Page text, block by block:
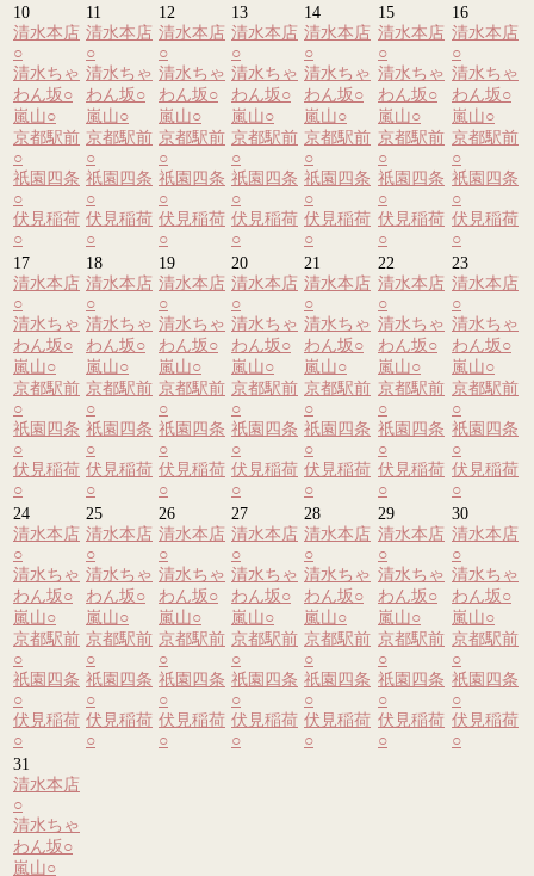
10
清水本店
○
清水ちゃ
わん坂○
嵐山○
京都駅前
○
祇園四条
○
伏見稲荷
○
11
清水本店
○
清水ちゃ
わん坂○
嵐山○
京都駅前
○
祇園四条
○
伏見稲荷
○
12
清水本店
○
清水ちゃ
わん坂○
嵐山○
京都駅前
○
祇園四条
○
伏見稲荷
○
13
清水本店
○
清水ちゃ
わん坂○
嵐山○
京都駅前
○
祇園四条
○
伏見稲荷
○
14
清水本店
○
清水ちゃ
わん坂○
嵐山○
京都駅前
○
祇園四条
○
伏見稲荷
○
15
清水本店
○
清水ちゃ
わん坂○
嵐山○
京都駅前
○
祇園四条
○
伏見稲荷
○
16
清水本店
○
清水ちゃ
わん坂○
嵐山○
京都駅前
○
祇園四条
○
伏見稲荷
○
17
清水本店
○
清水ちゃ
わん坂○
嵐山○
京都駅前
○
祇園四条
○
伏見稲荷
○
18
清水本店
○
清水ちゃ
わん坂○
嵐山○
京都駅前
○
祇園四条
○
伏見稲荷
○
19
清水本店
○
清水ちゃ
わん坂○
嵐山○
京都駅前
○
祇園四条
○
伏見稲荷
○
20
清水本店
○
清水ちゃ
わん坂○
嵐山○
京都駅前
○
祇園四条
○
伏見稲荷
○
21
清水本店
○
清水ちゃ
わん坂○
嵐山○
京都駅前
○
祇園四条
○
伏見稲荷
○
22
清水本店
○
清水ちゃ
わん坂○
嵐山○
京都駅前
○
祇園四条
○
伏見稲荷
○
23
清水本店
○
清水ちゃ
わん坂○
嵐山○
京都駅前
○
祇園四条
○
伏見稲荷
○
24
清水本店
○
清水ちゃ
わん坂○
嵐山○
京都駅前
○
祇園四条
○
伏見稲荷
○
25
清水本店
○
清水ちゃ
わん坂○
嵐山○
京都駅前
○
祇園四条
○
伏見稲荷
○
26
清水本店
○
清水ちゃ
わん坂○
嵐山○
京都駅前
○
祇園四条
○
伏見稲荷
○
27
清水本店
○
清水ちゃ
わん坂○
嵐山○
京都駅前
○
祇園四条
○
伏見稲荷
○
28
清水本店
○
清水ちゃ
わん坂○
嵐山○
京都駅前
○
祇園四条
○
伏見稲荷
○
29
清水本店
○
清水ちゃ
わん坂○
嵐山○
京都駅前
○
祇園四条
○
伏見稲荷
○
30
清水本店
○
清水ちゃ
わん坂○
嵐山○
京都駅前
○
祇園四条
○
伏見稲荷
○
31
清水本店
○
清水ちゃ
わん坂○
嵐山○